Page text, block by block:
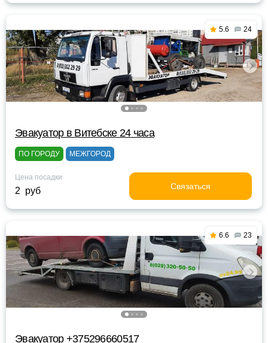
5.6 24
Эвакуатор в Витебске 24 часа
ПО ГОРОДУ МЕЖГОРОД
Цена посадки
2 руб Связаться
6.6 23
Эвакуатор +375296660517